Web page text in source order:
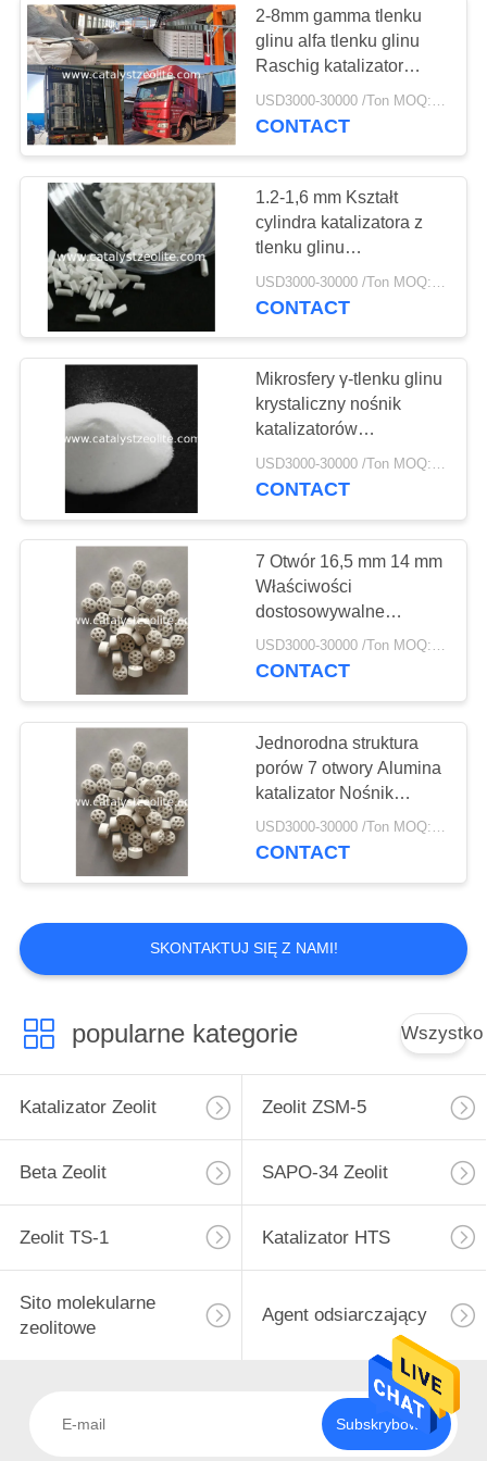
Katalizator
odwodornienia
Shift Catalyst
49
Płynny katalizator
krakingu
katalitycznego
42
Wsparcie dla
katalizatora z tlenku
glinu
83
Niestandardowy
katalizator
2-8mm gamma tlenku
glinu alfa tlenku glinu
Raschig katalizator
wspierający formę
krystaliczną tlenku glinu
CONTACT
1.2-1,6 mm Kształt
cylindra katalizatora z
tlenku glinu
wspierającego formę
kryształu
CONTACT
Mikrosfery γ-tlenku glinu
krystaliczny nośnik
katalizatorów
odwodornienia C3 i C4
w złożu fluidalnym/złożu
USD3000-30000 /Ton MOQ:1 KG
CONTACT
7 Otwór 16,5 mm 14 mm
Właściwości
dostosowywalne
Alumina Wsparcie
katalizatora
USD3000-30000 /Ton MOQ:1 kg
CONTACT
Jednorodna struktura
porów 7 otwory Alumina
katalizator Nośnik
Chemiczna obojętność
USD3000-30000 /Ton MOQ:1 kg
CONTACT
SKONTAKTUJ SIĘ Z NAMI!
popularne kategorie Wszystko
Katalizator Zeolit Zeolit ​​ZSM-5
Beta Zeolit SAPO-34 Zeolit
Zeolit ​​TS-1 Katalizator HTS
Sito molekularne
zeolitowe
Agent odsiarczający
Subskrybować